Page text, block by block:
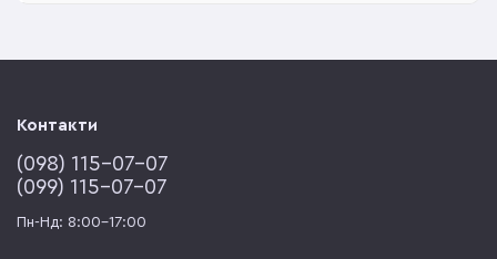
Контакти
(‎098) 115-07-07
(‎099) 115-07-07
Пн-Нд: 8:00-17:00